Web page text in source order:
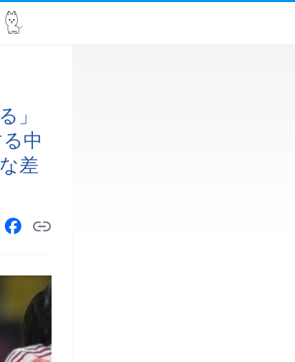
」
中
差